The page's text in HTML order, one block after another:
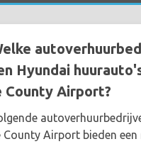
Hyundai
County Airport?
County Airport bieden een